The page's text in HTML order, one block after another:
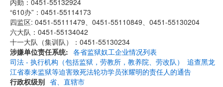
内勤：0451-55132924
“610办”：0451-55114173
四监区: 0451-55111479、0451-55110849、0451-55130204
六大队：0451-55134042
十一大队（集训队）：0451-55130234
涉嫌单位责任系统
司法 - 执行机构（包括监狱，劳教所，教养院、劳改队）
各省监狱奴工企业情况列表
追查黑龙
江省泰来监狱等迫害致死法轮功学员张耀明的责任人的通告
行政权级别 省、直辖市